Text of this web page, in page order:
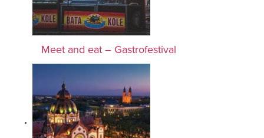
Meet and eat – Gastrofestival